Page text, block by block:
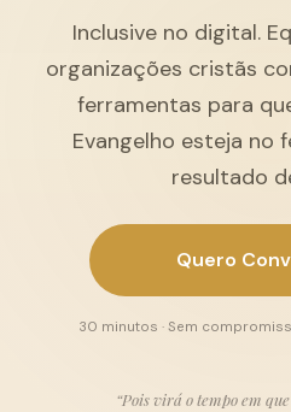
Inclusive no digital.
organizações cristãs
ferramentas para
Evangelho esteja no
resultado
Quero
30 minutos · Sem
“Pois virá o tempo em